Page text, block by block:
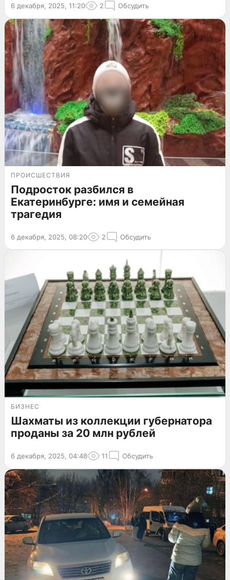
6 декабря, 2025, 11:20 2 Обсудить
ПРОИСШЕСТВИЯ
Подросток разбился в
Екатеринбурге: имя и семейная
трагедия
6 декабря, 2025, 08:20 2 Обсудить
БИЗНЕС
Шахматы из коллекции губернатора
проданы за 20 млн рублей
6 декабря, 2025, 04:48 11 Обсудить